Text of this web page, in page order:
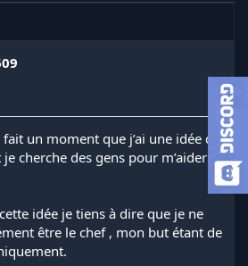
un moment que j’ai une idée de
cherche des gens pour m’aider à
idée je tiens à dire que je ne
être le chef , mon but étant de